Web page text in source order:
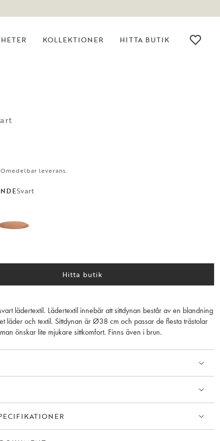
KOLLEKTIONER HITTA BUTIK
leverans.
Svart
Hitta butik
lädertextil. Lädertextil innebär att sittdynan består av en blandning
läder och textil. Sittdynan är Ø38 cm och passar de flesta trästolar
önskar lite mjukare sittkomfort. Finns även i brun.